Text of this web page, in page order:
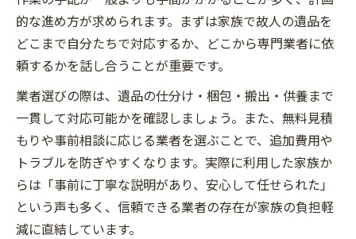
的な進め方が求められます。まずは家族で故人の遺品を
どこまで自分たちで対応するか、どこから専門業者に依
頼するかを話し合うことが重要です。
業者選びの際は、遺品の仕分け・梱包・搬出・供養まで
一貫して対応可能かを確認しましょう。また、無料見積
もりや事前相談に応じる業者を選ぶことで、追加費用や
トラブルを防ぎやすくなります。実際に利用した家族か
らは「事前に丁寧な説明があり、安心して任せられた」
という声も多く、信頼できる業者の存在が家族の負担軽
減に直結しています。